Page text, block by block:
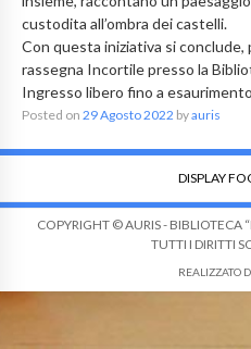
custodita all’ombra dei castelli.
Con questa iniziativa si
rassegna Incortile presso la
Ingresso libero fino a
Posted on 29 Agosto 2022 byauris
DISPLAY
COPYRIGHT © AURIS - BIBLIOTECA
TUTTI I DIRITTI
REALIZZATO